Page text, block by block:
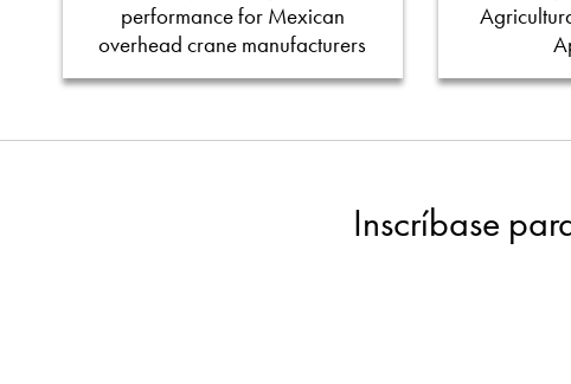
performance for Mexican
overhead crane manufacturers
Inscríbase